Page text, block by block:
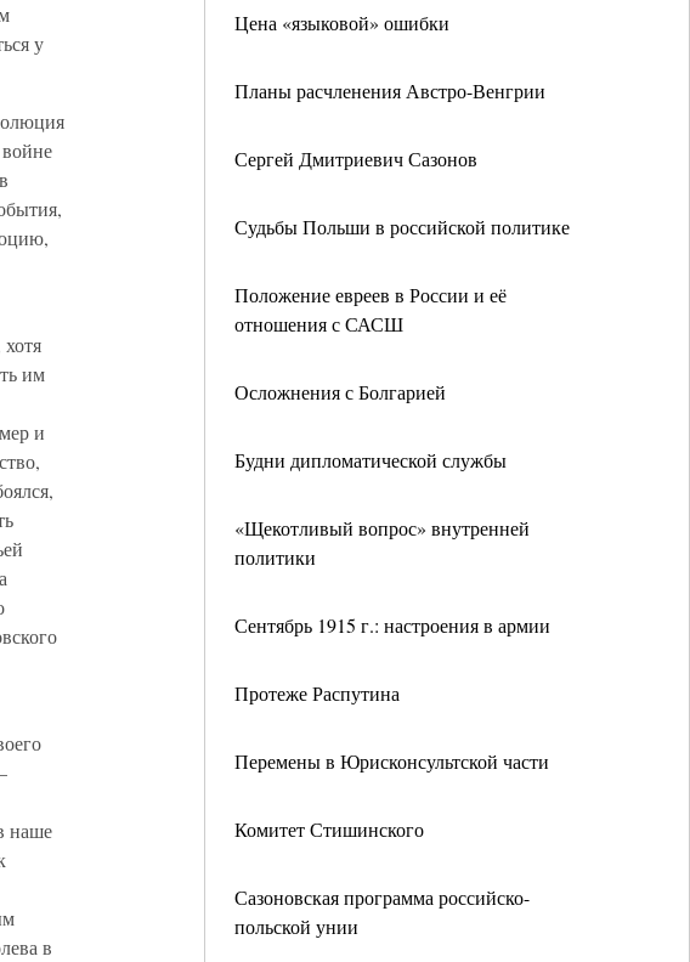
Цена «языковой» ошибки
Планы расчленения Австро-Венгрии
Сергей Дмитриевич Сазонов
Судьбы Польши в российской политике
Положение евреев в России и её
отношения с САСШ
Осложнения с Болгарией
Будни дипломатической службы
«Щекотливый вопрос» внутренней
политики
Сентябрь 1915 г.: настроения в армии
Протеже Распутина
Перемены в Юрисконсультской части
Комитет Стишинского
Сазоновская программа российско-
польской унии
у
им
и
наше
в